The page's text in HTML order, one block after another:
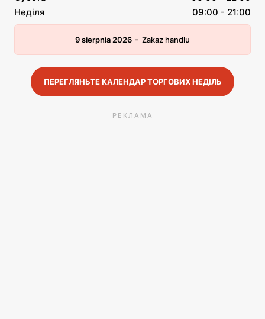
Неділя
09:00 - 21:00
9 sierpnia 2026 - Zakaz handlu
ПЕРЕГЛЯНЬТЕ КАЛЕНДАР ТОРГОВИХ НЕДІЛЬ
РЕКЛАМА